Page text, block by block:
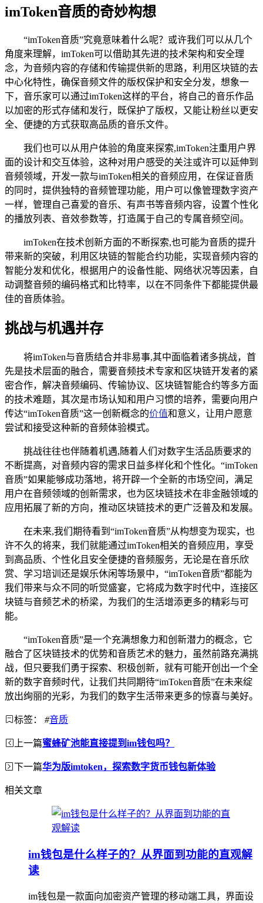
imToken音质的奇妙构想
“imToken音质”究竟意味着什么呢？或许我们可以从几个
角度来理解，imToken可以借助其先进的技术架构和安全理
念，为音频内容的存储和传输提供新的思路，利用区块链的去
中心化特性，确保音频文件的版权保护和安全分发，想象一
下，音乐家可以通过imToken这样的平台，将自己的音乐作品
以加密的形式存储和发行，既保护了版权，又能让粉丝以更安
全、便捷的方式获取高品质的音乐文件。
我们也可以从用户体验的角度来探索,imToken注重用户界
面的设计和交互体验，这种对用户感受的关注或许可以延伸到
音频领域，开发一款与imToken相关的音频应用，在保证音质
的同时，提供独特的音频管理功能，用户可以像管理数字资产
一样，管理自己喜爱的音乐、有声书等音频内容，设置个性化
的播放列表、音效参数等，打造属于自己的专属音频空间。
imToken在技术创新方面的不断探索,也可能为音质的提升
带来新的突破，利用区块链的智能合约功能，实现音频内容的
智能分发和优化，根据用户的设备性能、网络状况等因素，自
动调整音频的编码格式和比特率，以在不同条件下都能提供最
佳的音质体验。
挑战与机遇并存
将imToken与音质结合并非易事,其中面临着诸多挑战，首
先是技术层面的融合，需要音频技术专家和区块链开发者的紧
密合作，解决音频编码、传输协议、区块链智能合约等多方面
的技术难题，其次是市场认知和用户习惯的培养，需要向用户
传达“imToken音质”这一创新概念的价值和意义，让用户愿意
尝试和接受这种新的音频体验模式。
挑战往往也伴随着机遇,随着人们对数字生活品质要求的
不断提高，对音频内容的需求日益多样化和个性化。“imToken
音质”如果能够成功落地，将开辟一个全新的市场空间，满足
用户在音频领域的创新需求，也为区块链技术在非金融领域的
应用拓展了新的方向，推动区块链技术的更广泛普及和发展。
在未来,我们期待看到“imToken音质”从构想变为现实，也
许不久的将来，我们就能通过imToken相关的音频应用，享受
到高品质、个性化且安全便捷的音频服务，无论是在音乐欣
赏、学习培训还是娱乐休闲等场景中，“imToken音质”都能为
我们带来与众不同的听觉盛宴，它将成为数字时代中，连接区
块链与音频艺术的桥梁，为我们的生活增添更多的精彩与可
能。
“imToken音质”是一个充满想象力和创新潜力的概念，它
融合了区块链技术的优势和音质艺术的魅力，虽然前路充满挑
战，但只要我们勇于探索、积极创新，就有可能开创出一个全
新的数字音频时代，让我们共同期待“imToken音质”在未来绽
放出绚丽的光彩，为我们的数字生活带来更多的惊喜与美好。
标签： #音质
上一篇蜜蜂矿池能直接提到im钱包吗？
下一篇华为版imtoken，探索数字货币钱包新体验
相关文章
im钱包是什么样子的？从界面到功能的直观解
读
im钱包是一款面向加密资产管理的移动端工具，界面设